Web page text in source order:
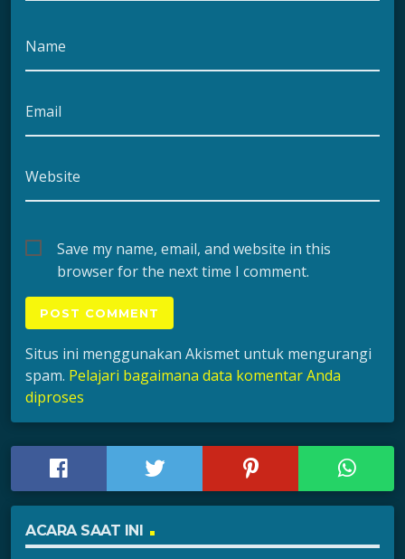
Name
Email
Website
Save my name, email, and website in this
browser for the next time I comment.
Situs ini menggunakan Akismet untuk mengurangi
spam. Pelajari bagaimana data komentar Anda
diproses
ACARA SAAT INI